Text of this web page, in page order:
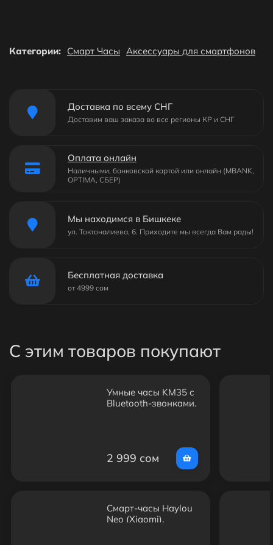
Категории: Смарт Часы Аксессуары для смартфонов
Доставка по всему СНГ
Доставим ваш заказа во все регионы КР и СНГ
Оплата онлайн
Наличными, банковской картой или онлайн (MBANK,
OPTIMA, СБЕР)
Мы находимся в Бишкеке
ул. Токтоналиева, 6. Приходите мы всегда Вам рады!
Бесплатная доставка
от 4999 сом
С этим товаров покупают
Умные часы KM35 с
Bluetooth-звонками,
водозащита IP67
2 999 сом
Смарт-часы Haylou
Neo (Xiaomi),